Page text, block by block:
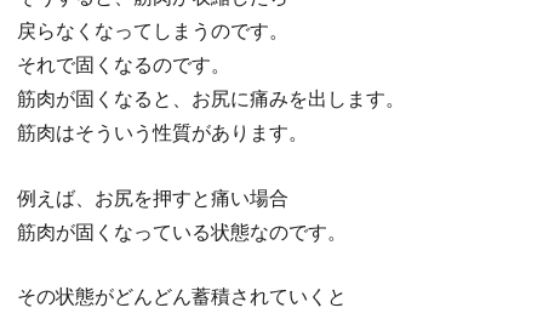
戻らなくなってしまうのです。
それで固くなるのです。
筋肉が固くなると、お尻に痛みを出します。
筋肉はそういう性質があります。
例えば、お尻を押すと痛い場合
筋肉が固くなっている状態なのです。
その状態がどんどん蓄積されていくと